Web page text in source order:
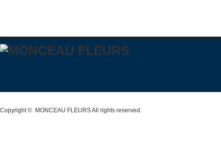
Copyright © MONCEAU FLEURSAll rights reserved.